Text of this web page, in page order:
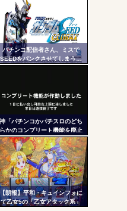
ルいレベル」「バレットサーク
ルは唯一無二」
パチンコ配信者さん、ミスで
SEEDをパンクさせてしまう…
神「パチンコかパチスロのどち
らかのコンプリート機能を廃止
して出し放題にします！」←ど
っち選ぶ？？？
【朗報】平和・キュインフォに
て乙女5の「乙女アタック系」